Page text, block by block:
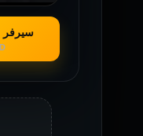
سيرفر